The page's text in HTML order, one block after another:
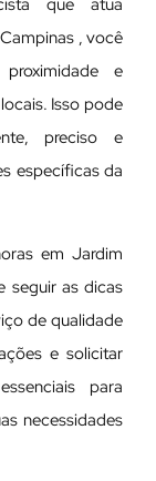
que atua
, você
e
Isso pode
preciso e
específicas da
em Jardim
seguir as dicas
de qualidade
e solicitar
para
necessidades